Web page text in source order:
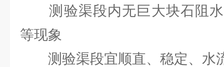
测验渠段内无巨大块石阻水
等现象
测验渠段宜顺直、稳定、水